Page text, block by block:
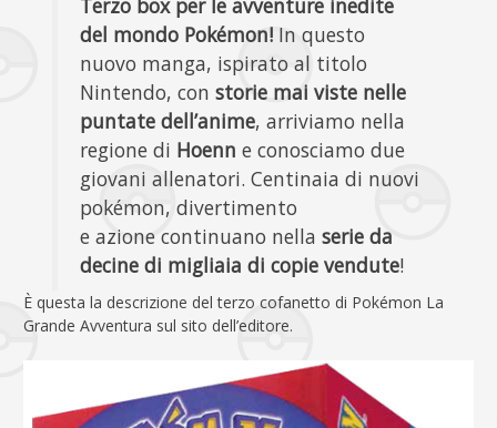
Terzo box per le avventure inedite
del mondo Pokémon! In questo
nuovo manga, ispirato al titolo
Nintendo, constorie mai viste nelle
puntate dell’anime, arriviamo nella
regione di Hoenn e conosciamo due
giovani allenatori. Centinaia di nuovi
pokémon, divertimento
e azione continuano nellaserie da
decine di migliaia di copie vendute!
È questa la descrizione del terzo cofanetto di Pokémon La
Grande Avventura sul sito dell’editore.